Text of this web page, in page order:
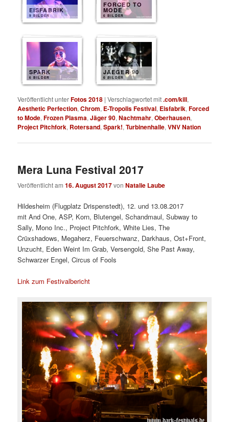
EISFABRIK
9 BILDER
FORCED TO
MODE
6 BILDER
SPARK
6 BILDER
JAEGER 90
6 BILDER
Veröffentlicht unterFotos 2018 |Verschlagwortet mit.com/kill,
Aesthetic Perfection,Chrom, E-Tropolis Festival, Eisfabrik,Forced
to Mode,Frozen Plasma,Jäger 90,Nachtmahr,Oberhausen,
Project Pitchfork, Rotersand,Spark!,Turbinenhalle,VNV Nation
Mera Luna Festival 2017
Veröffentlicht am16. August 2017vonNatalie Laube
Hildesheim (Flugplatz Drispenstedt), 12. und 13.08.2017
mit And One, ASP, Korn, Blutengel, Schandmaul, Subway to
Sally, Mono Inc., Project Pitchfork, White Lies, The
Crüxshadows, Megaherz, Feuerschwanz, Darkhaus, Ost+Front,
Unzucht, Eden Weint Im Grab, Versengold, She Past Away,
Schwarzer Engel, Circus of Fools
Link zum Festivalbericht